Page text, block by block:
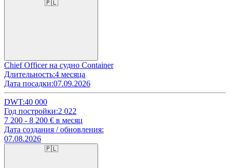
🇵🇱
Chief Officer на судно Container
Длительность:4 месяца
Дата посадки:07.09.2026
DWT:40 000
Год постройки:2 022
7 200 - 8 200 € в месяц
Дата создания / обновления:
07.08.2026
🇵🇱